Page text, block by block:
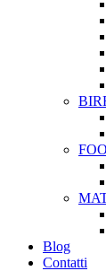
Blog
Contatti